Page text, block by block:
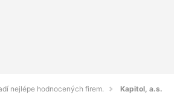
nejlépe hodnocených firem. Kapitol, a.s.